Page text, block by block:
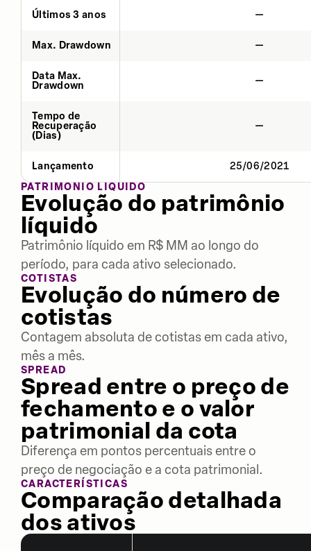
Últimos 3 anos —
Max. Drawdown —
Data Max.
Drawdown
—
Tempo de
Recuperação
(Dias)
—
Lançamento
25/06/2021
PATRIMÔNIO LÍQUIDO
Evolução do patrimônio
líquido
Patrimônio líquido em R$ MM ao longo do
período, para cada ativo selecionado.
COTISTAS
Evolução do número de
cotistas
Contagem absoluta de cotistas em cada ativo,
mês a mês.
SPREAD
Spread entre o preço de
fechamento e o valor
patrimonial da cota
Diferença em pontos percentuais entre o
preço de negociação e a cota patrimonial.
CARACTERÍSTICAS
Comparação detalhada
dos ativos